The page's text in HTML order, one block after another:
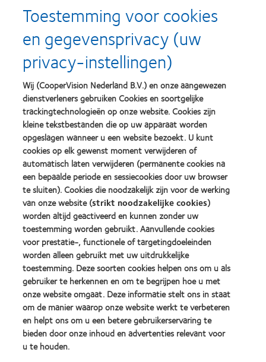
d’Or
product
award
met
MyDay™
(2013)
Lens
of
the
Year
(2013)
Learn
more
about
2012
&
2010
Best
Companies
for
Leaders
(2012)
Learn
more
about
Best
Factory
Awards
(2011)
Learn
more
about
ODMA
2011
(2011)
Learn
more
about
2012
REBRAND
100®
Global
Award
(2012)
Learn
more
about
BCLA
Industry
Award
Winner
Onze producten
Contactlenstechnologie
Vind je lens
Vind een opticien
Toestemming voor cookies
en gegevensprivacy (uw
privacy-instellingen)
Wij (CooperVision Nederland B.V.) en onze aangewezen
dienstverleners gebruiken Cookies en soortgelijke
trackingtechnologieën op onze website. Cookies zijn
kleine tekstbestanden die op uw apparaat worden
opgeslagen wanneer u een website bezoekt. U kunt
cookies op elk gewenst moment verwijderen of
automatisch laten verwijderen (permanente cookies na
een bepaalde periode en sessiecookies door uw browser
te sluiten). Cookies die noodzakelijk zijn voor de werking
van onze website (strikt noodzakelijke cookies)
worden altijd geactiveerd en kunnen zonder uw
toestemming worden gebruikt. Aanvullende cookies
voor prestatie-, functionele of targetingdoeleinden
worden alleen gebruikt met uw uitdrukkelijke
toestemming. Deze soorten cookies helpen ons om u als
gebruiker te herkennen en om te begrijpen hoe u met
onze website omgaat. Deze informatie stelt ons in staat
om de manier waarop onze website werkt te verbeteren
en helpt ons om u een betere gebruikerservaring te
bieden door onze inhoud en advertenties relevant voor
u te houden.